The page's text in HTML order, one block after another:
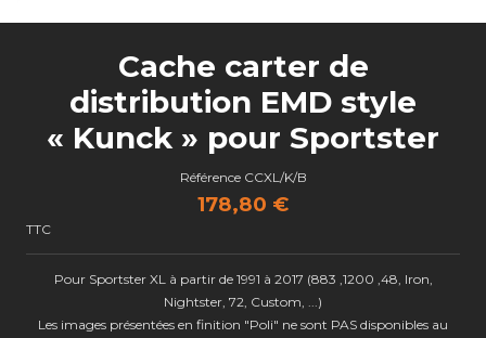
Cache carter de
distribution EMD style
« Kunck » pour Sportster
Référence CCXL/K/B
178,80 €
TTC
Pour Sportster XL à partir de 1991 à 2017 (883 ,1200 ,48, Iron,
Nightster, 72, Custom, ...)
Les images présentées en finition "Poli" ne sont PAS disponibles au